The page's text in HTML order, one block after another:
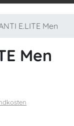
E.LITE Men
Men